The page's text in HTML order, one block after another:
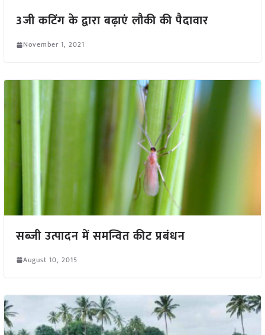
3जी कटिंग के द्वारा बढ़ाएं लौकी की पैदावार
November 1, 2021
सब्जी उत्पादन में समन्वित कीट प्रबंधन
August 10, 2015